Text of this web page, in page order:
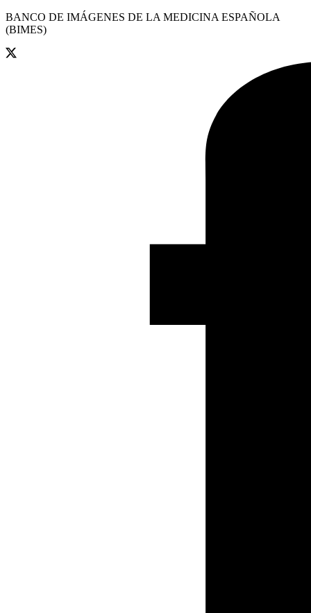
BANCO DE IMÁGENES DE LA MEDICINA ESPAÑOLA
(BIMES)